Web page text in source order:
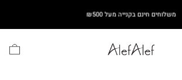
משלוחים חינם בקנייה מעל ₪500